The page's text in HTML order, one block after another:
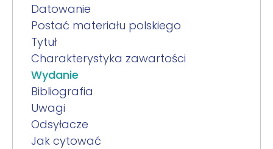
Datowanie
Postać materiału polskiego
Tytuł
Charakterystyka zawartości
Wydanie
Bibliografia
Uwagi
Odsyłacze
Jak cytować